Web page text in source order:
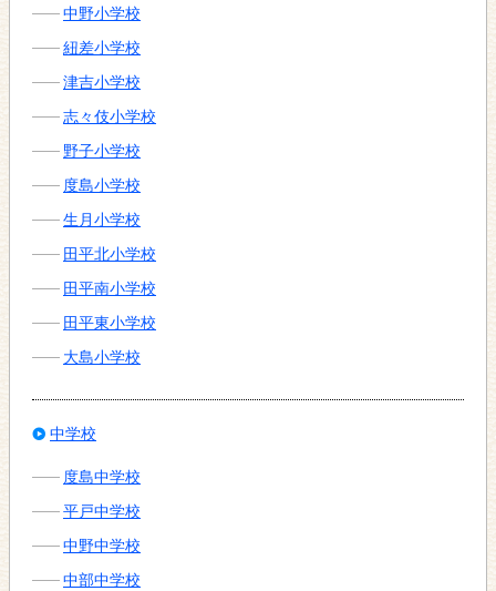
中野小学校
紐差小学校
津吉小学校
志々伎小学校
野子小学校
度島小学校
生月小学校
田平北小学校
田平南小学校
田平東小学校
大島小学校
中学校
度島中学校
平戸中学校
中野中学校
中部中学校